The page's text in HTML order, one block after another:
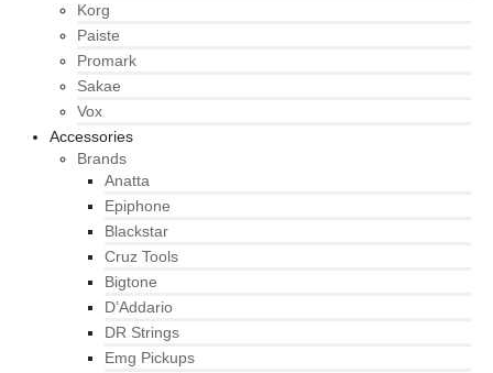
Korg
Paiste
Promark
Sakae
Vox
Accessories
Brands
Anatta
Epiphone
Blackstar
Cruz Tools
Bigtone
D’Addario
DR Strings
Emg Pickups